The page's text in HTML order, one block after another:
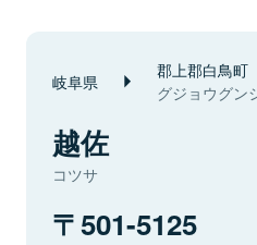
岐阜県 郡上郡白鳥町
グジョウグン
越佐
コツサ
501-5125